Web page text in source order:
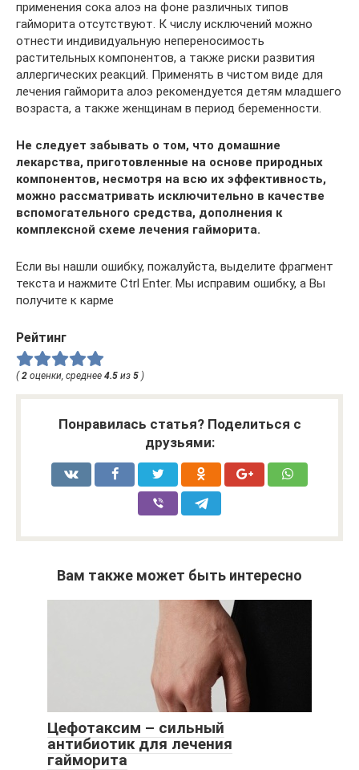
применения сока алоэ на фоне различных типов
гайморита отсутствуют. К числу исключений можно
отнести индивидуальную непереносимость
растительных компонентов, а также риски развития
аллергических реакций. Применять в чистом виде для
лечения гайморита алоэ рекомендуется детям младшего
возраста, а также женщинам в период беременности.
Не следует забывать о том, что домашние
лекарства, приготовленные на основе природных
компонентов, несмотря на всю их эффективность,
можно рассматривать исключительно в качестве
вспомогательного средства, дополнения к
комплексной схеме лечения гайморита.
Если вы нашли ошибку, пожалуйста, выделите фрагмент
текста и нажмите Ctrl Enter. Мы исправим ошибку, а Вы
получите к карме
Рейтинг
(2 оценки, среднее 4.5 из 5 )
Понравилась статья? Поделиться с
друзьями:
Вам также может быть интересно
Цефотаксим – сильный
антибиотик для лечения
гайморита